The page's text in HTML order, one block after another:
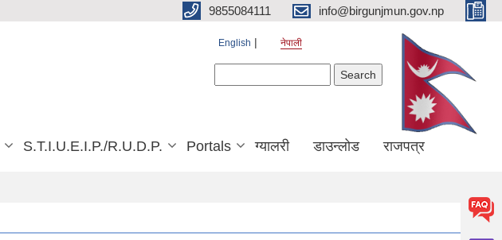
9855084111 info@birgunjmun.gov.np
English नेपाली
S.T.I.U.E.I.P./R.U.D.P. Portals ग्यालरी डाउन्लोड राजपत्र